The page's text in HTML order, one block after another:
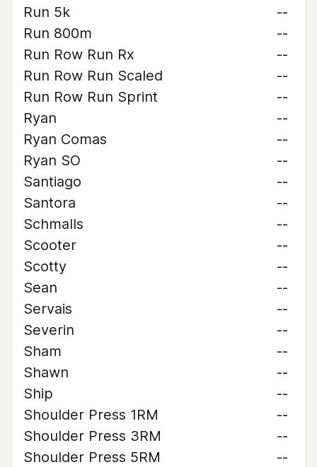
Run 5k
--
Run 800m
--
Run Row Run Rx
--
Run Row Run Scaled
--
Run Row Run Sprint
--
Ryan
--
Ryan Comas
--
Ryan SO
--
Santiago
--
Santora
--
Schmalls
--
Scooter
--
Scotty
--
Sean
--
Servais
--
Severin
--
Sham
--
Shawn
--
Ship
--
Shoulder Press 1RM
--
Shoulder Press 3RM
--
Shoulder Press 5RM
--